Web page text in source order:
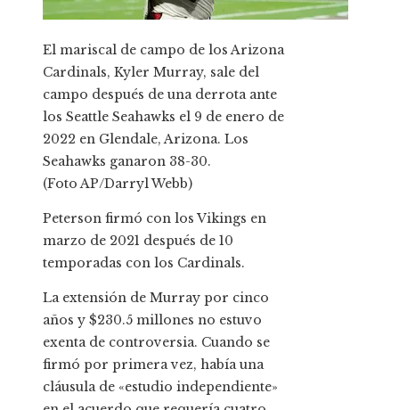
El mariscal de campo de los Arizona
Cardinals, Kyler Murray, sale del
campo después de una derrota ante
los Seattle Seahawks el 9 de enero de
2022 en Glendale, Arizona. Los
Seahawks ganaron 38-30.
(Foto AP/Darryl Webb)
Peterson firmó con los Vikings en
marzo de 2021 después de 10
temporadas con los Cardinals.
La extensión de Murray por cinco
años y $230.5 millones no estuvo
exenta de controversia. Cuando se
firmó por primera vez, había una
cláusula de «estudio independiente»